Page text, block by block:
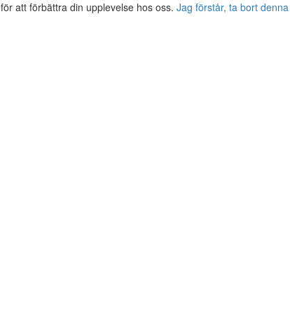
för att förbättra din upplevelse hos oss. Jag förstår, ta bort